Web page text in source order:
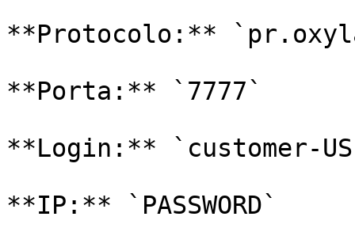
**Protocolo:**
**Porta:** `7777`
**Login:** `customer-
**IP:** `PASSWORD`